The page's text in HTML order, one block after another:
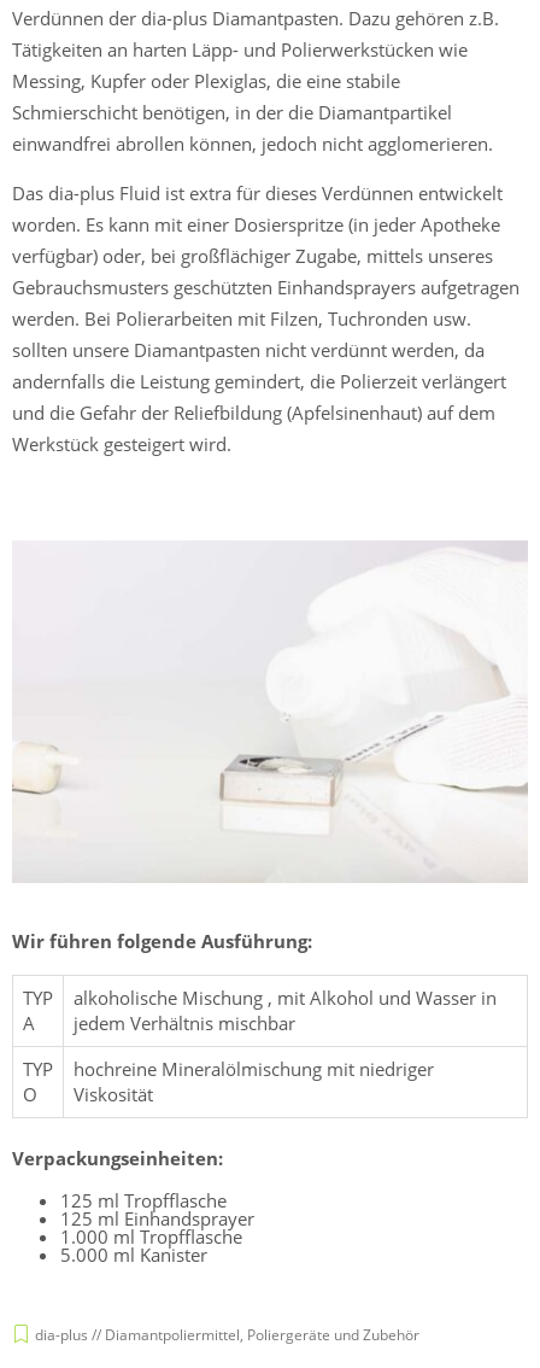
Verdünnen der dia-plus Diamantpasten. Dazu gehören z.B.
Tätigkeiten an harten Läpp- und Polierwerkstücken wie
Messing, Kupfer oder Plexiglas, die eine stabile
Schmierschicht benötigen, in der die Diamantpartikel
einwandfrei abrollen können, jedoch nicht agglomerieren.
Das dia-plus Fluid ist extra für dieses Verdünnen entwickelt
worden. Es kann mit einer Dosierspritze (in jeder Apotheke
verfügbar) oder, bei großflächiger Zugabe, mittels unseres
Gebrauchsmusters geschützten Einhandsprayers aufgetragen
werden. Bei Polierarbeiten mit Filzen, Tuchronden usw.
sollten unsere Diamantpasten nicht verdünnt werden, da
andernfalls die Leistung gemindert, die Polierzeit verlängert
und die Gefahr der Reliefbildung (Apfelsinenhaut) auf dem
Werkstück gesteigert wird.
Wir führen folgende Ausführung:
TYP
A
alkoholische Mischung , mit Alkohol und Wasser in
jedem Verhältnis mischbar
TYP
O
hochreine Mineralölmischung mit niedriger
Viskosität
Verpackungseinheiten:
125 ml Tropfflasche
125 ml Einhandsprayer
1.000 ml Tropfflasche
5.000 ml Kanister
dia-plus // Diamantpoliermittel, Poliergeräte und Zubehör